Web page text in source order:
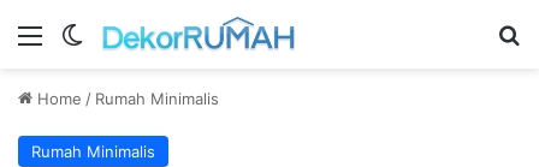
Menu Switch skin
Home / Rumah Minimalis
Rumah Minimalis